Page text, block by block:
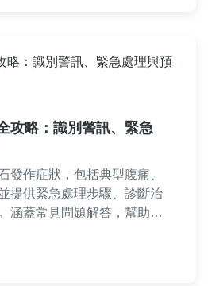
攻略：識別警訊、緊急
發作症狀，包括典型腹痛、
提供緊急處理步驟、診斷治
涵蓋常見問題解答，幫助您